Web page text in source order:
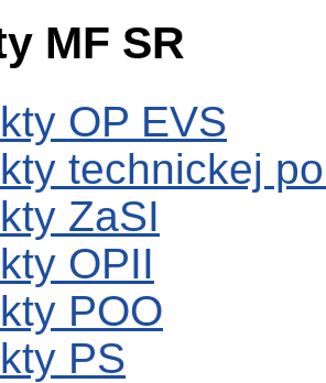
MF SR
OP EVS
technickej
ZaSI
OPII
POO
PS